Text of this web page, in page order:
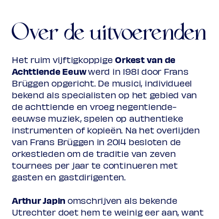
Over de uitvoerenden
Het ruim vijftigkoppigeOrkest van de
Achttiende Eeuwwerd in 1981 door Frans
Brüggen opgericht. De musici, individueel
bekend als specialisten op het gebied van
de achttiende en vroeg negentiende-
eeuwse muziek, spelen op authentieke
instrumenten of kopieën. Na het overlijden
van Frans Brüggen in 2014 besloten de
orkestleden om de traditie van zeven
tournees per jaar te continueren met
gasten en gastdirigenten.
Arthur Japin omschrijven als bekende
Utrechter doet hem te weinig eer aan, want